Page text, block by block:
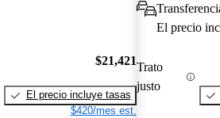
$21,421
El precio incluye tasas
$420/mes est.
El precio
Trato
justo